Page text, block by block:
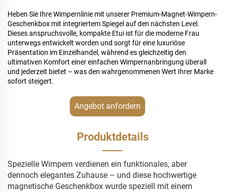
Heben Sie Ihre Wimpernlinie mit unserer Premium-Magnet-Wimpern-
Geschenkbox mit integriertem Spiegel auf den nächsten Level.
Dieses anspruchsvolle, kompakte Etui ist für die moderne Frau
unterwegs entwickelt worden und sorgt für eine luxuriöse
Präsentation im Einzelhandel, während es gleichzeitig den
ultimativen Komfort einer einfachen Wimpernanbringung überall
und jederzeit bietet – was den wahrgenommenen Wert Ihrer Marke
sofort steigert.
Angebot anfordern
Produktdetails
Spezielle Wimpern verdienen ein funktionales, aber
dennoch elegantes Zuhause – und diese hochwertige
magnetische Geschenkbox wurde speziell mit einem